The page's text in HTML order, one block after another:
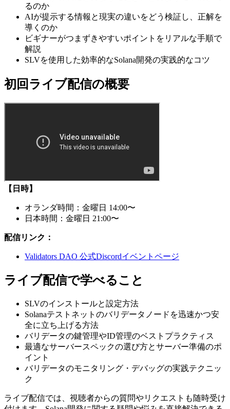
るのか
AIが提示する情報と現実の違いをどう検証し、正解を
導くのか
ビギナーがつまずきやすいポイントをリアルな手順で
解説
SLVを使用した効率的なSolana開発の実践的なコツ
初回ライブ配信の概要
【日時】
オランダ時間：金曜日 14:00〜
日本時間：金曜日 21 :00〜
配信リンク：
Validators DAO 公式Discordイベントページ
ライブ配信で学べること
SLVのインストールと設定方法
Solanaテストネットのバリデータノードを迅速かつ安
全に立ち上げる方法
バリデータの鍵管理やID管理のベストプラクティス
最適なサーバースペックの選び方とサーバー準備のポ
イント
バリデータのモニタリング・デバッグの実践テクニッ
ク
ライブ配信では、視聴者からの質問やリクエストも随時受け